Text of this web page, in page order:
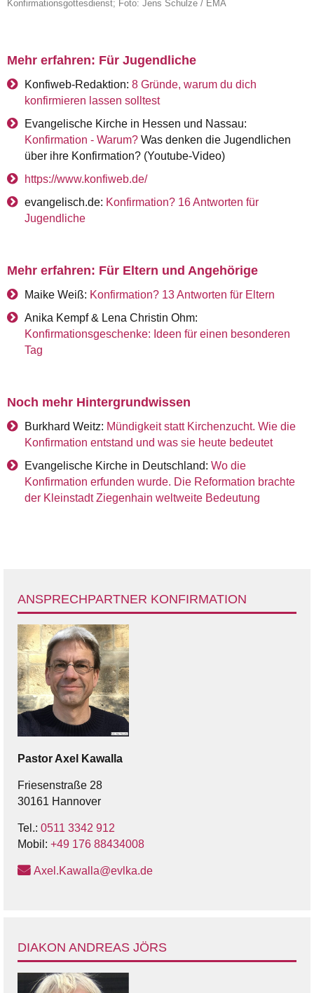
Konfirmationsgottesdienst; Foto: Jens Schulze / EMA
Mehr erfahren: Für Jugendliche
Konfiweb-Redaktion: 8 Gründe, warum du dich
konfirmieren lassen solltest
Evangelische Kirche in Hessen und Nassau:
Konfirmation - Warum? Was denken die Jugendlichen
über ihre Konfirmation? (Youtube-Video)
https://www.konfiweb.de/
evangelisch.de: Konfirmation? 16 Antworten für
Jugendliche
Mehr erfahren: Für Eltern und Angehörige
Maike Weiß: Konfirmation? 13 Antworten für Eltern
Anika Kempf & Lena Christin Ohm:
Konfirmationsgeschenke: Ideen für einen besonderen
Tag
Noch mehr Hintergrundwissen
Burkhard Weitz: Mündigkeit statt Kirchenzucht. Wie die
Konfirmation entstand und was sie heute bedeutet
Evangelische Kirche in Deutschland: Wo die
Konfirmation erfunden wurde. Die Reformation brachte
der Kleinstadt Ziegenhain weltweite Bedeutung
ANSPRECHPARTNER KONFIRMATION
Pastor Axel Kawalla
Friesenstraße 28
30161 Hannover
Tel.: 0511 3342 912
Mobil: ‭+49 176 88434008‬
Axel.Kawalla@evlka.de
DIAKON ANDREAS JÖRS